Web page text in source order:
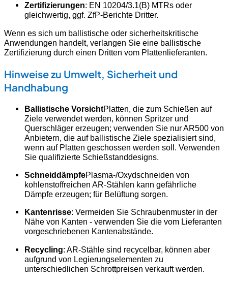
Zertifizierungen: EN 10204/3.1(B) MTRs oder
gleichwertig, ggf. ZfP-Berichte Dritter.
Wenn es sich um ballistische oder sicherheitskritische
Anwendungen handelt, verlangen Sie eine ballistische
Zertifizierung durch einen Dritten vom Plattenlieferanten.
Hinweise zu Umwelt, Sicherheit und
Handhabung
Ballistische VorsichtPlatten, die zum Schießen auf
Ziele verwendet werden, können Spritzer und
Querschläger erzeugen; verwenden Sie nur AR500 von
Anbietern, die auf ballistische Ziele spezialisiert sind,
wenn auf Platten geschossen werden soll. Verwenden
Sie qualifizierte Schießstanddesigns.
SchneiddämpfePlasma-/Oxydschneiden von
kohlenstoffreichen AR-Stählen kann gefährliche
Dämpfe erzeugen; für Belüftung sorgen.
Kantenrisse: Vermeiden Sie Schraubenmuster in der
Nähe von Kanten - verwenden Sie die vom Lieferanten
vorgeschriebenen Kantenabstände.
Recycling: AR-Stähle sind recycelbar, können aber
aufgrund von Legierungselementen zu
unterschiedlichen Schrottpreisen verkauft werden.